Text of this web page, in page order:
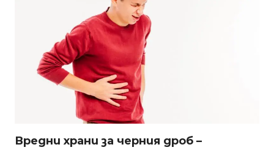
Вредни храни за черния дроб –